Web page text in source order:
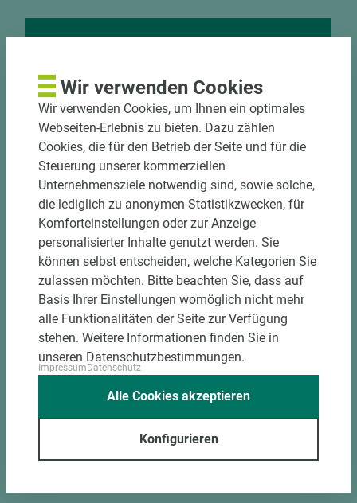
Zuschnittservice
Bekantungsfähiger Fixmaßzuschnitt maßhaltig
und winkelgenau
Hohe und präzise Leistung durch
halbautomatische Beschickung
Einzelteiletikettierung auf Wunsch möglich
Materialschonende und kundengerechte
Verpackung der Fixmaße
Jetzt Zuschnitt anfragen
Wir verwenden Cookies
Wir verwenden Cookies, um Ihnen ein optimales
Webseiten-Erlebnis zu bieten. Dazu zählen
Cookies, die für den Betrieb der Seite und für die
Steuerung unserer kommerziellen
Unternehmensziele notwendig sind, sowie solche,
die lediglich zu anonymen Statistikzwecken, für
Komforteinstellungen oder zur Anzeige
personalisierter Inhalte genutzt werden. Sie
können selbst entscheiden, welche Kategorien Sie
zulassen möchten. Bitte beachten Sie, dass auf
Basis Ihrer Einstellungen womöglich nicht mehr
alle Funktionalitäten der Seite zur Verfügung
stehen. Weitere Informationen finden Sie in
unseren Datenschutzbestimmungen.
ImpressumDatenschutz
Konfigurieren
Alle Cookies akzeptieren